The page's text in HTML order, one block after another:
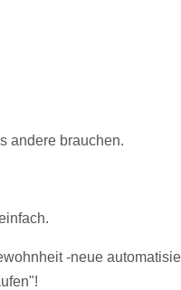
andere brauchen.
-neue